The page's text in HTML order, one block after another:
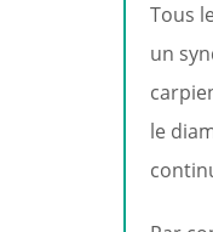
Tous
un
le